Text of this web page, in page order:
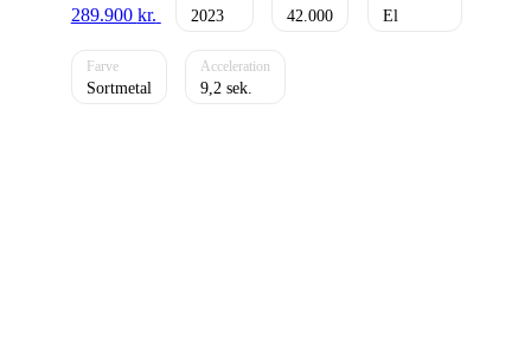
289.900 kr. 2023 42.000 El
Sortmetal 9,2